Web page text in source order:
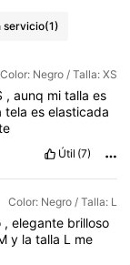
servicio(1)
Color: Negro / Talla: XS
, aunq mi talla es
telaeselasticada
Útil (7)
Color: Negro / Talla: L
, elegante brilloso
y latalla L me